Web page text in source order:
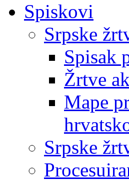
Spiskovi
Srpske
Spisak
Žrtve
Mape
Srpske